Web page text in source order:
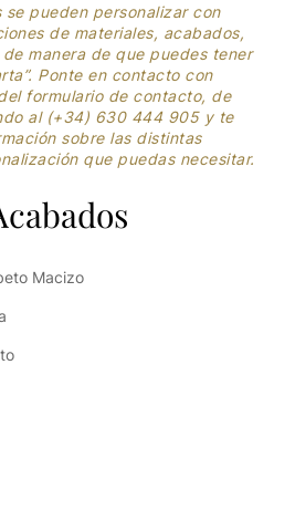
pueden personalizar con
de materiales, acabados,
manera de que puedes tener
Ponte en contacto con
formulario de contacto, de
al (+34) 630 444 905 y te
sobre las distintas
que puedas necesitar.
Macizo